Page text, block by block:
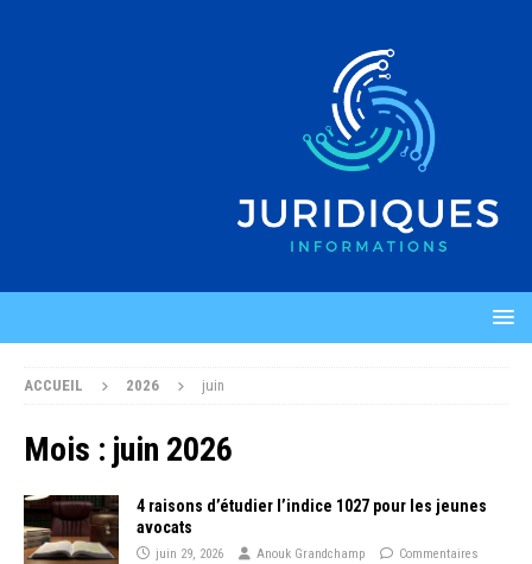
ACCUEIL 2026 juin
Mois : juin 2026
4 raisons d’étudier l’indice 1027 pour les jeunes
avocats
juin 29, 2026 Anouk Grandchamp
Commentaires